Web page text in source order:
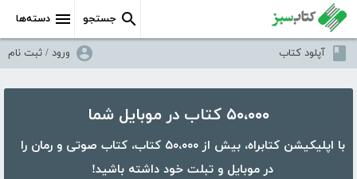
دسته‌ها جستجو
آپلود کتاب ورود / ثبت نام
۵۰،۰۰۰ کتاب در موبایل شما
با اپلیکیشن کتابراه، بیش از ۵۰،۰۰۰ کتاب، کتاب صوتی و رمان را
در موبایل و تبلت خود داشته باشید!